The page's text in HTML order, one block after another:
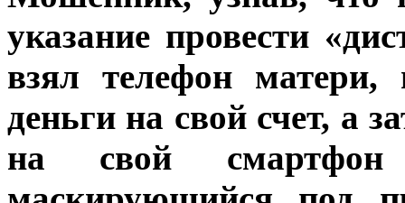
указание провести
взял телефон матери,
деньги на свой счет, а
на свой